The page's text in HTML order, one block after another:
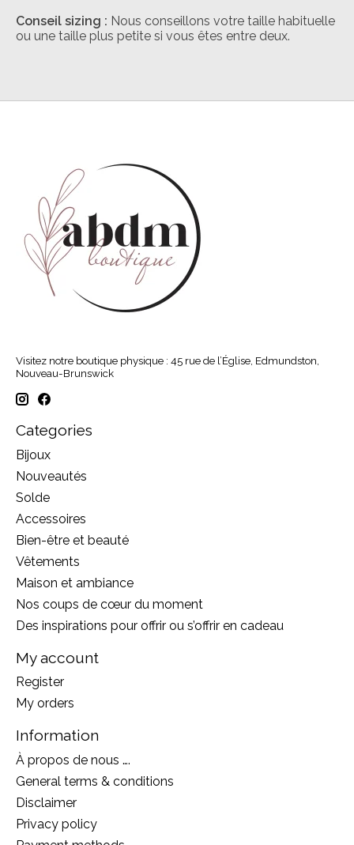
Conseil sizing : Nous conseillons votre taille habituelle
ou une taille plus petite si vous êtes entre deux.
Visitez notre boutique physique : 45 rue de l’Église, Edmundston,
Nouveau-Brunswick
Categories
Bijoux
Nouveautés
Solde
Accessoires
Bien-être et beauté
Vêtements
Maison et ambiance
Nos coups de cœur du moment
Des inspirations pour offrir ou s’offrir en cadeau
My account
Register
My orders
Information
À propos de nous ….
General terms & conditions
Disclaimer
Privacy policy